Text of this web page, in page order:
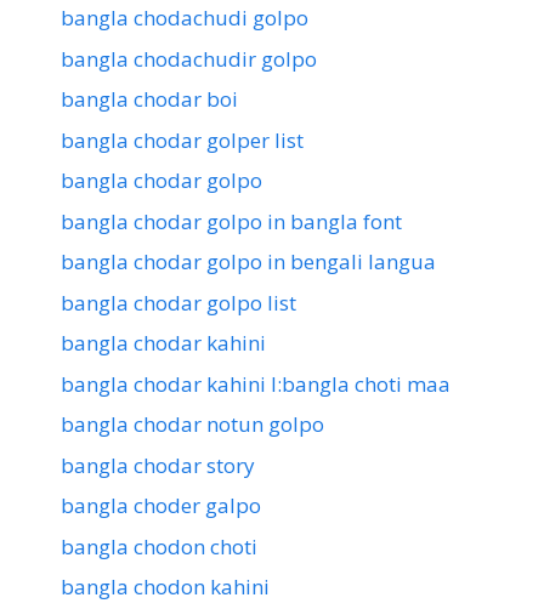
bangla chodachudi golpo
bangla chodachudir golpo
bangla chodar boi
bangla chodar golper list
bangla chodar golpo
bangla chodar golpo in bangla font
bangla chodar golpo in bengali langua
bangla chodar golpo list
bangla chodar kahini
bangla chodar kahini l:bangla choti maa
bangla chodar notun golpo
bangla chodar story
bangla choder galpo
bangla chodon choti
bangla chodon kahini